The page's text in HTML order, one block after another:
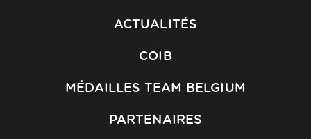
ACTUALITÉS
COIB
MÉDAILLES TEAM BELGIUM
PARTENAIRES